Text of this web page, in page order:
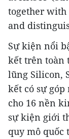
Sự kiện nổi
kết trên toàn
lũng Silicon,
kết có sự
cho 16 nền
sự kiện giới
quy mô quốc